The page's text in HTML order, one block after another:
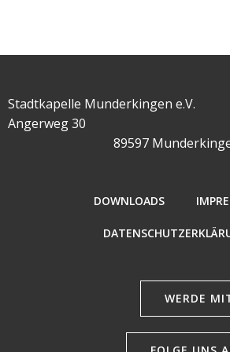
Stadtkapelle Munderkingen e.V.
Angerweg 30
89597
DOWNLOADS
WERDE